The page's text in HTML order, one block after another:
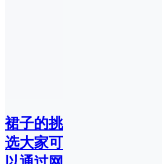
裙子的挑
选大家可